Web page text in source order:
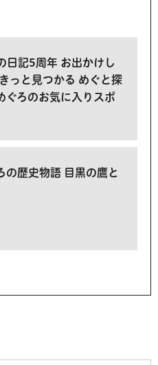
日記5周年 お出かけし
っと見つかる めぐと探
ぐろのお気に入りスポ
の歴史物語 目黒の鷹と